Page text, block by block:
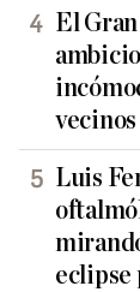
El
vecinos
Luis
eclipse